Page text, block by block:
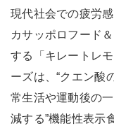
現代社会での疲労
カサッポロフード
する「キレートレ
ーズは、“クエン酸
常生活や運動後の
減する”機能性表示